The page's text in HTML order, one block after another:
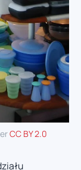
CC BY 2.0